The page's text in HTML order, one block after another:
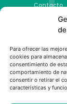
Para ofrecer las
cookies para
consentimiento de
comportamiento de
consentir o retirar el
características y
Contacto
Proyectos
Copa
Red de
Capital